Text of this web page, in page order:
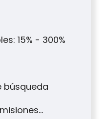
15% - 300%
búsqueda